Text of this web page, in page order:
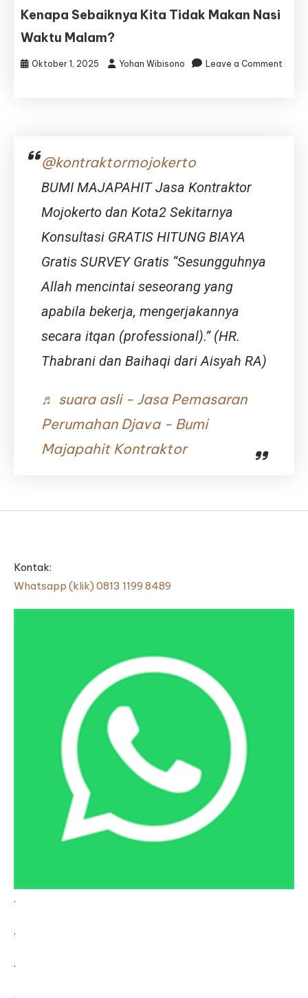
Tidak
Nasi
Malam
Kamu
Tahu!)
Kenapa Sebaiknya Kita Tidak Makan Nasi
Waktu Malam?
Oktober 1, 2025 Yohan Wibisono
Leave a Comment
Makan
Malam?
@kontraktormojokerto
BUMI MAJAPAHIT Jasa Kontraktor
Mojokerto dan Kota2 Sekitarnya
Konsultasi GRATIS HITUNG BIAYA
Gratis SURVEY Gratis “Sesungguhnya
Allah mencintai seseorang yang
apabila bekerja, mengerjakannya
secara itqan (professional).” (HR.
Thabrani dan Baihaqi dari Aisyah RA)
♬ suara asli - Jasa Pemasaran
Perumahan Djava - Bumi
Majapahit Kontraktor
Kontak:
Whatsapp (klik) 0813 1199 8489
.
.
.